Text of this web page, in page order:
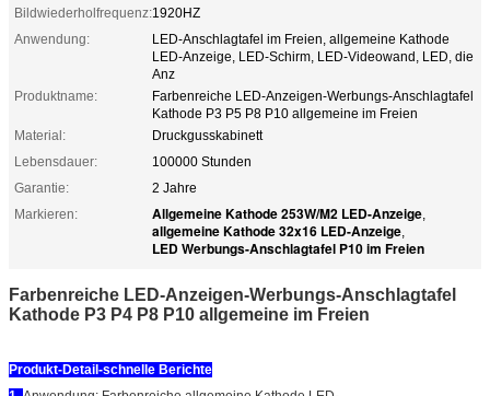
Bildwiederholfrequenz:1920HZ
Anwendung:
LED-Anschlagtafel im Freien, allgemeine Kathode
LED-Anzeige, LED-Schirm, LED-Videowand, LED, die
Anz
Produktname:
Farbenreiche LED-Anzeigen-Werbungs-Anschlagtafel
Kathode P3 P5 P8 P10 allgemeine im Freien
Material:
Druckgusskabinett
Lebensdauer:
100000 Stunden
Garantie:
2 Jahre
Markieren:
Allgemeine Kathode 253W/M2 LED-Anzeige,
allgemeine Kathode 32x16 LED-Anzeige,
LED Werbungs-Anschlagtafel P10 im Freien
Farbenreiche LED-Anzeigen-Werbungs-Anschlagtafel
Kathode P3 P4 P8 P10 allgemeine im Freien
Produkt-Detail-schnelle Berichte